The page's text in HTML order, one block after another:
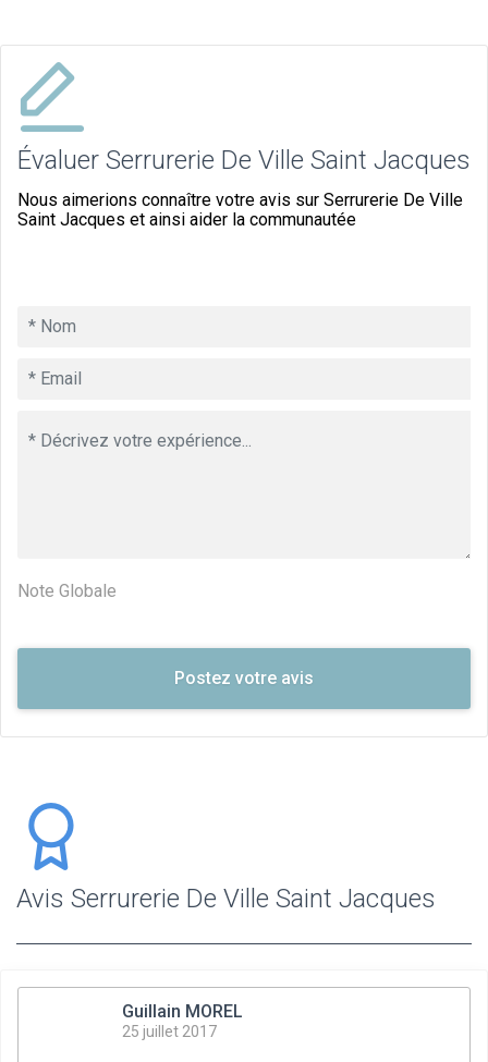
Évaluer Serrurerie De Ville Saint Jacques
Nous aimerions connaître votre avis sur Serrurerie De Ville
Saint Jacques et ainsi aider la communautée
Note Globale
Avis Serrurerie De Ville Saint Jacques
Guillain MOREL
25 juillet 2017